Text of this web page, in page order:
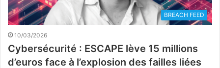
BREACH FEED
10/03/2026
Cybersécurité : ESCAPE lève 15 millions
d’euros face à l’explosion des failles liées